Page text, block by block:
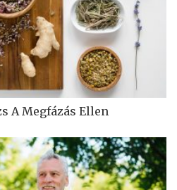
A Megfázás Ellen